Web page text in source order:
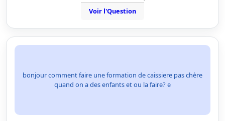
Voir l'Question
bonjour comment faire une formation de caissiere pas chère
quand on a des enfants et ou la faire? e